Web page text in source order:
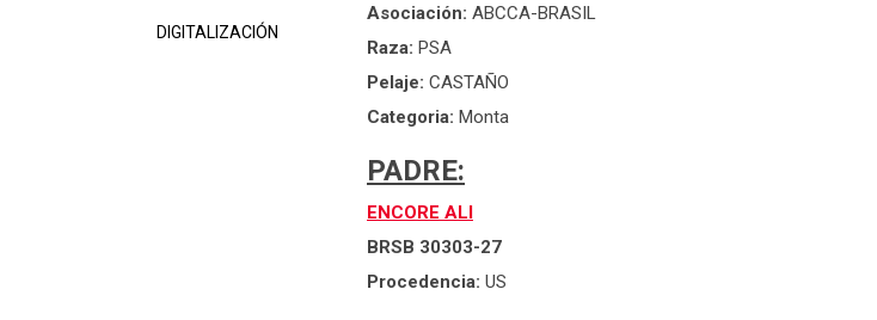
DIGITALIZACIÓN
Asociación: ABCCA-BRASIL
Raza: PSA
Pelaje: CASTAÑO
Categoria: Monta
PADRE:
ENCORE ALI
BRSB 30303-27
Procedencia: US